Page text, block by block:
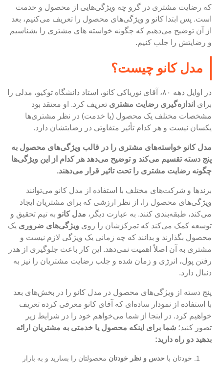
که رضایت مشتری در گرو چه ویژگی‌هایی از محصول و خدمت
است. پس ابتدا کانو و ویژگی‌های محصول را تعریف می‌کنیم، بعد
از آن توضیح می‌دهیم که چگونه خواسته های مشتری را بشناسیم
و رضایتش را جلب کنیم.
مدل کانو چیست؟
در اوایل دهه ۸۰، آقای نوریاکی کانو، استاد دانشگاه توکیو، مدلی را
برای اندازه‌گیری رضایت مشتری تعریف کرد. او معتقد بود
مشخصات مختلف یک محصول (یا خدمت) در نظر مشتری‌ها
یکسان نیست و هر کدام تأثیر متفاوتی در رضایتشان دارد.
مدل کانو خواسته‌های مشتری را در قالب ویژگی‌های محصول به
پنج دسته تقسیم می‌کند و توضیح می‌دهد هر کدام از این ویژگی‌ها
چگونه رضایت مشتری را تحت تاثیر قرار می‌دهند.
برندها و شرکت‌های مختلف با استفاده از مدل کانو می‌توانند
ویژگی‌های محصول را، از نظر ارزشی که برای مشتریان ایجاد
می‌کند، طبقه‌بندی کنند. به عبارت دیگر، مدل کانو به تیم تحقیق و
توسعه کمک می‌کند که تمرکزشان را روی ویژگی‌های ضروری یک
محصول بگذارند و بدانند که چه زمانی یک ویژگی لازم نیست و
مشتری به آن اصلاً اهمیت نمی‌دهد. این کار باعث جلوگیری از هدر
رفتن پول، انرژی و زمان شده و جلب رضایت مشتریان را نیز به
دنبال دارد.
پنج دسته از ویژگی‌های محصول در مدل کانو را در بخش‌های بعد
با استفاده از نمودار ساده‌ای که آقای کانو معرفی کرده تعریف
خواهیم کرد. در اینجا از شما می‌خواهم خود را در شرایط زیر
تصور کنید؛ شما برای اینکه محصول یا خدمتی به مشتریان ارائه
بدهید دو راه دارید:
خودتان با حدس و نظر خودتان محصولتان را بسازید و به بازار